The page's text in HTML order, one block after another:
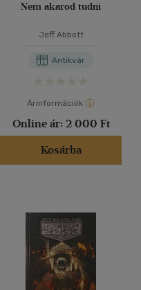
Nem akarod tudni
Jeff Abbott
Antikvár
Árinformációk
Online ár: 2 000 Ft
Kosárba